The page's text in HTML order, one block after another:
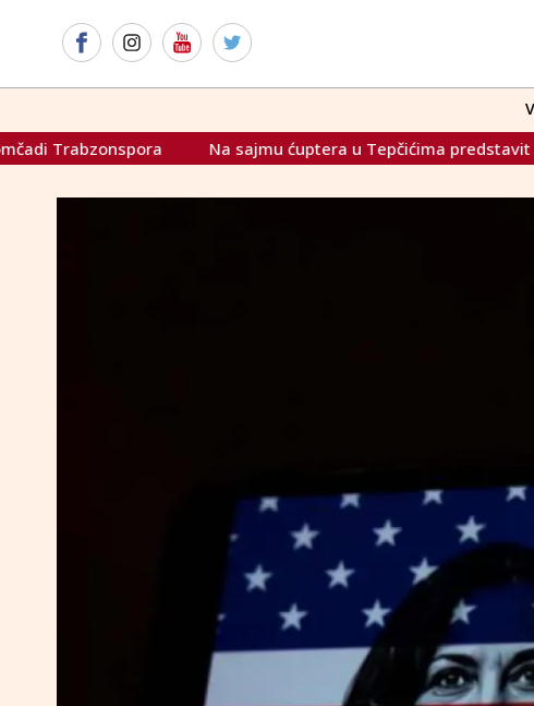
ćuptera u Tepčićima predstavit će se 13 izlagača iz Hrvatske